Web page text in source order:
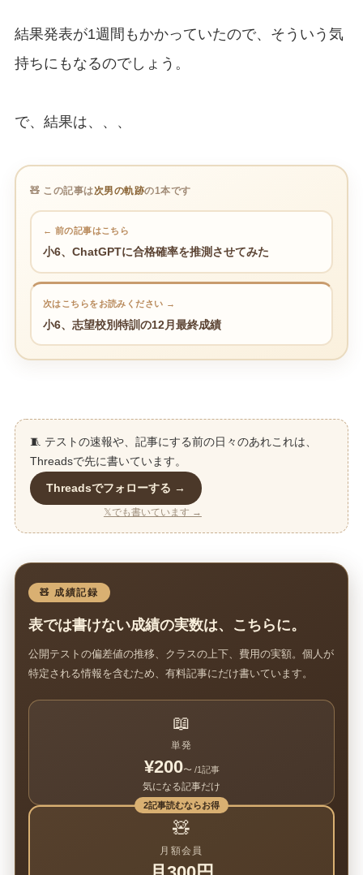
結果発表が1週間もかかっていたので、そういう気
持ちにもなるのでしょう。
で、結果は、、、
🧸 この記事は次男の軌跡の1本です
← 前の記事はこちら
小6、ChatGPTに合格確率を推測させてみた
次はこちらをお読みください →
小6、志望校別特訓の12月最終成績
🧵 テストの速報や、記事にする前の日々のあれこれは、
Threadsで先に書いています。
Threadsでフォローする →
𝕏でも書いています →
🧸 成績記録
表では書けない成績の実数は、こちらに。
公開テストの偏差値の推移、クラスの上下、費用の実額。個人が
特定される情報を含むため、有料記事にだけ書いています。
📖
単発
¥200〜 /1記事
気になる記事だけ
2記事読むならお得
🧸
月額会員